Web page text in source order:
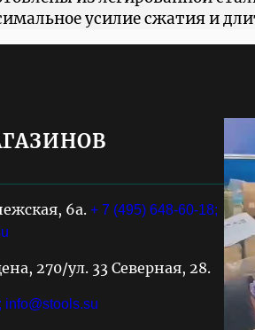
усилие сжатия и
6а.+ 7 (495) 648-60-18;
270/ул. 33 Северная, 28.
info@stools.su